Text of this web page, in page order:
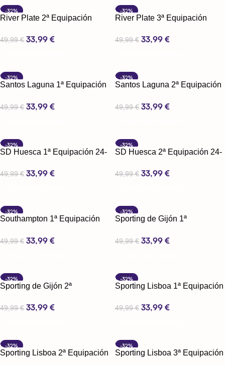
-32%
River Plate 2ª Equipación
49,99€ 33,99 €
-32%
River Plate 3ª Equipación
49,99€ 33,99 €
-32%
Santos Laguna 1ª Equipación
49,99€ 33,99 €
-32%
Santos Laguna 2ª Equipación
49,99€ 33,99 €
-32%
SD Huesca 1ª Equipación 24-
49,99€ 33,99 €
-32%
SD Huesca 2ª Equipación 24-
49,99€ 33,99 €
-32%
Southampton 1ª Equipación
49,99€ 33,99 €
-32%
Sporting de Gijón 1ª
49,99€ 33,99 €
-32%
Sporting de Gijón 2ª
49,99€ 33,99 €
-32%
Sporting Lisboa 1ª Equipación
49,99€ 33,99 €
-32%
Sporting Lisboa 2ª Equipación
-32%
Sporting Lisboa 3ª Equipación